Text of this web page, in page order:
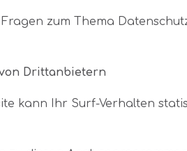
zum Thema
Dritt­anbietern
kann Ihr Surf-Verhalten